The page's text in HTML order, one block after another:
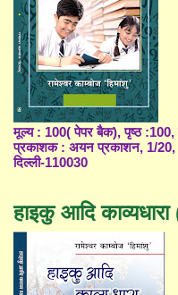
मूल्य : 100( पेपर बैक), पृष्ठ
प्रकाशक : अयन प्रकाशन, 1/20,
दिल्ली-110030
हाइकु आदि काव्यधारा